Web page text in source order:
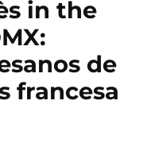
in the
de
francesa